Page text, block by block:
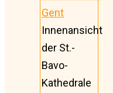
Innenansicht
der St.-
Bavo-
Kathedrale